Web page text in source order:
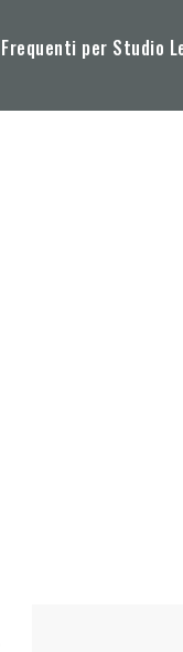
per Studio